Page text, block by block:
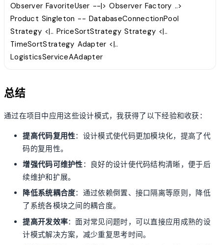
Observer FavoriteUser --|> Observer Factory ..>
Product Singleton -- DatabaseConnectionPool
Strategy <|.. PriceSortStrategy Strategy <|..
TimeSortStrategy Adapter <|..
LogisticsServiceAAdapter
总结
通过在项目中应用这些设计模式，我获得了以下经验和收获：
提高代码复用性：设计模式使代码更加模块化，提高了代
码的复用性。
增强代码可维护性：良好的设计使代码结构清晰，便于后
续维护和扩展。
降低系统耦合度：通过依赖倒置、接口隔离等原则，降低
了系统各模块之间的耦合度。
提高开发效率：面对常见问题时，可以直接应用成熟的设
计模式解决方案，减少重复思考时间。